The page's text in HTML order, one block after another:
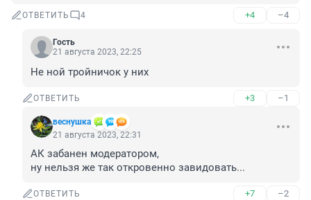
ОТВЕТИТЬ 4 +4 –4
Гость
21 августа 2023, 22:25
Не ной тройничок у них
ОТВЕТИТЬ +3 –1
веснушка
21 августа 2023, 22:31
АК забанен модератором,
ну нельзя же так откровенно завидовать...
ОТВЕТИТЬ +7 –2